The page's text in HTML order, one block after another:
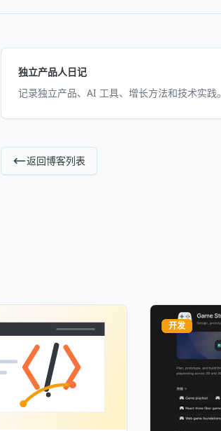
独立产品人日记
记录独立产品、AI 工具、增长方法和技术实践。
返回博客列表
开发